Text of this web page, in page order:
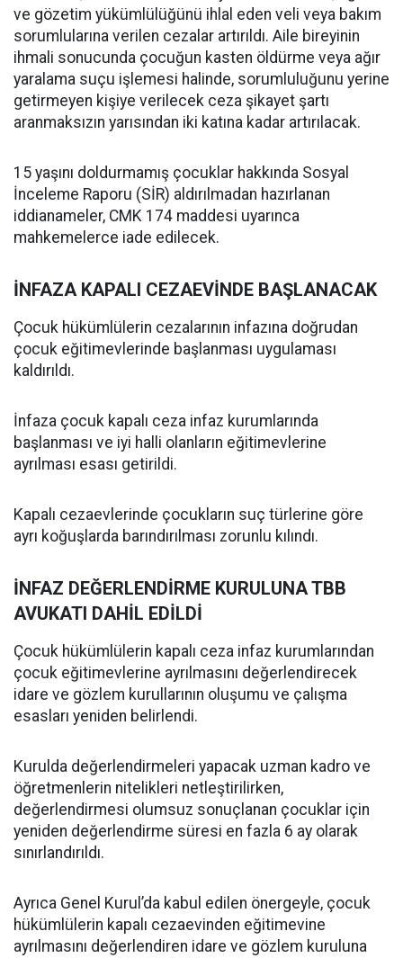
ve gözetim yükümlülüğünü ihlal eden veli veya bakım
sorumlularına verilen cezalar artırıldı. Aile bireyinin
ihmali sonucunda çocuğun kasten öldürme veya ağır
yaralama suçu işlemesi halinde, sorumluluğunu yerine
getirmeyen kişiye verilecek ceza şikayet şartı
aranmaksızın yarısından iki katına kadar artırılacak.
15 yaşını doldurmamış çocuklar hakkında Sosyal
İnceleme Raporu (SİR) aldırılmadan hazırlanan
iddianameler, CMK 174 maddesi uyarınca
mahkemelerce iade edilecek.
İNFAZA KAPALI CEZAEVİNDE BAŞLANACAK
Çocuk hükümlülerin cezalarının infazına doğrudan
çocuk eğitimevlerinde başlanması uygulaması
kaldırıldı.
İnfaza çocuk kapalı ceza infaz kurumlarında
başlanması ve iyi halli olanların eğitimevlerine
ayrılması esası getirildi.
Kapalı cezaevlerinde çocukların suç türlerine göre
ayrı koğuşlarda barındırılması zorunlu kılındı.
İNFAZ DEĞERLENDİRME KURULUNA TBB
AVUKATI DAHİL EDİLDİ
Çocuk hükümlülerin kapalı ceza infaz kurumlarından
çocuk eğitimevlerine ayrılmasını değerlendirecek
idare ve gözlem kurullarının oluşumu ve çalışma
esasları yeniden belirlendi.
Kurulda değerlendirmeleri yapacak uzman kadro ve
öğretmenlerin nitelikleri netleştirilirken,
değerlendirmesi olumsuz sonuçlanan çocuklar için
yeniden değerlendirme süresi en fazla 6 ay olarak
sınırlandırıldı.
Ayrıca Genel Kurul’da kabul edilen önergeyle, çocuk
hükümlülerin kapalı cezaevinden eğitimevine
ayrılmasını değerlendiren idare ve gözlem kuruluna